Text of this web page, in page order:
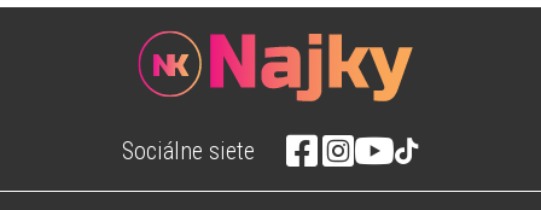
Sociálne siete